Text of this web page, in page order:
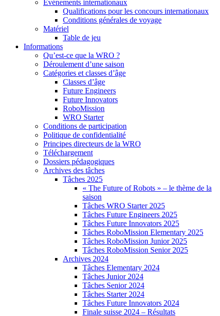
Événements internationaux
Qualifications pour les concours internationaux
Conditions générales de voyage
Matériel
Table de jeu
Informations
Qu’est-ce que la WRO ?
Déroulement d’une saison
Catégories et classes d’âge
Classes d’âge
Future Engineers
Future Innovators
RoboMission
WRO Starter
Conditions de participation
Politique de confidentialité
Principes directeurs de la WRO
Téléchargement
Dossiers pédagogiques
Archives des tâches
Tâches 2025
« The Future of Robots » – le thème de la
saison
Tâches WRO Starter 2025
Tâches Future Engineers 2025
Tâches Future Innovators 2025
Tâches RoboMission Elementary 2025
Tâches RoboMission Junior 2025
Tâches RoboMission Senior 2025
Archives 2024
Tâches Elementary 2024
Tâches Junior 2024
Tâches Senior 2024
Tâches Starter 2024
Tâches Future Innovators 2024
Finale suisse 2024 – Résultats